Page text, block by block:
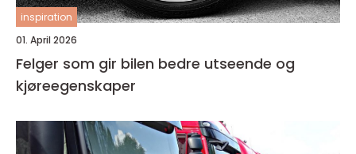
inspiration
01. April 2026
Felger som gir bilen bedre utseende og
kjøreegenskaper